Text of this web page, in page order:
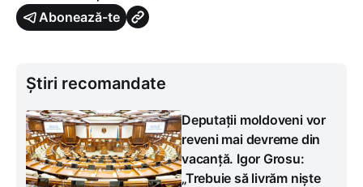
Abonează-te
Știri recomandate
Deputații moldoveni vor
reveni mai devreme din
vacanță. Igor Grosu:
„Trebuie să livrăm niște